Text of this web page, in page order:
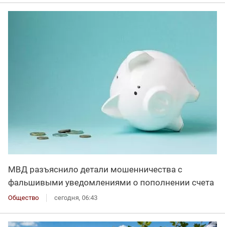
МВД разъяснило детали мошенничества с
фальшивыми уведомлениями о пополнении счета
Общество сегодня, 06:43